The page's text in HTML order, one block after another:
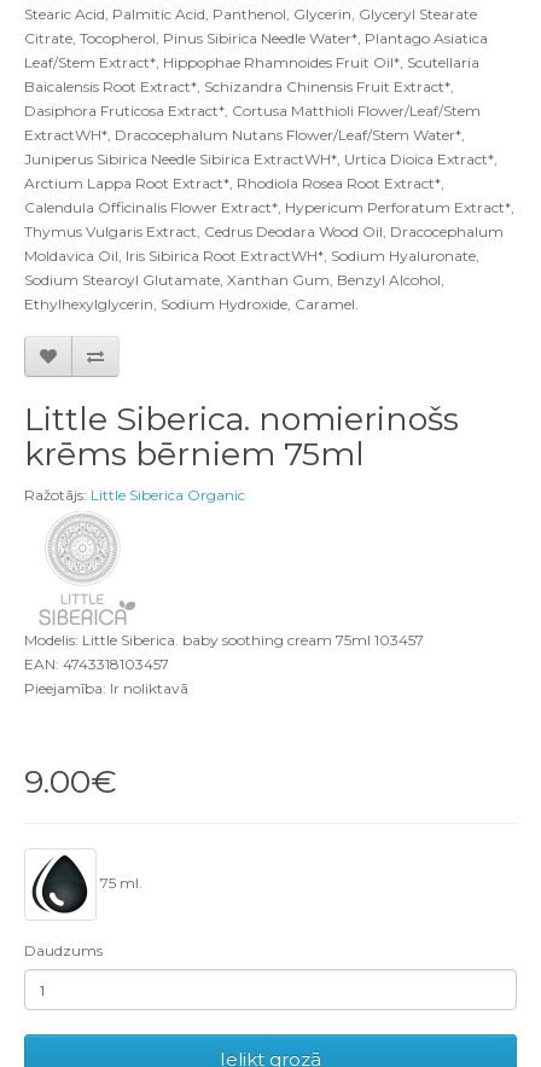
Stearic Acid, Palmitic Acid, Panthenol, Glycerin, Glyceryl Stearate
Citrate, Tocopherol, Pinus Sibirica Needle Water*, Plantago Asiatica
Leaf/Stem Extract*, Hippophae Rhamnoides Fruit Oil*, Scutellaria
Baicalensis Root Extract*, Schizandra Chinensis Fruit Extract*,
Dasiphora Fruticosa Extract*, Cortusa Matthioli Flower/Leaf/Stem
ExtractWH*, Dracocephalum Nutans Flower/Leaf/Stem Water*,
Juniperus Sibirica Needle Sibirica ExtractWH*, Urtica Dioica Extract*,
Arctium Lappa Root Extract*, Rhodiola Rosea Root Extract*,
Calendula Officinalis Flower Extract*, Hypericum Perforatum Extract*,
Thymus Vulgaris Extract, Cedrus Deodara Wood Oil, Dracocephalum
Moldavica Oil, Iris Sibirica Root ExtractWH*, Sodium Hyaluronate,
Sodium Stearoyl Glutamate, Xanthan Gum, Benzyl Alcohol,
Ethylhexylglycerin, Sodium Hydroxide, Caramel.
Little Siberica. nomierinošs
krēms bērniem 75ml
Ražotājs: Little Siberica Organic
Modelis: Little Siberica. baby soothing cream 75ml 103457
EAN: 4743318103457
Pieejamība: Ir noliktavā
9.00€
75 ml.
Daudzums
Ielikt grozā